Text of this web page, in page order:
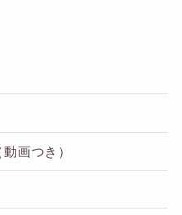
画つき）